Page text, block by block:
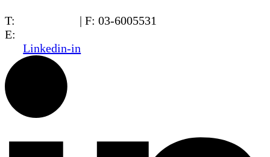
T:
| F: 03-6005531
E:
Linkedin-in